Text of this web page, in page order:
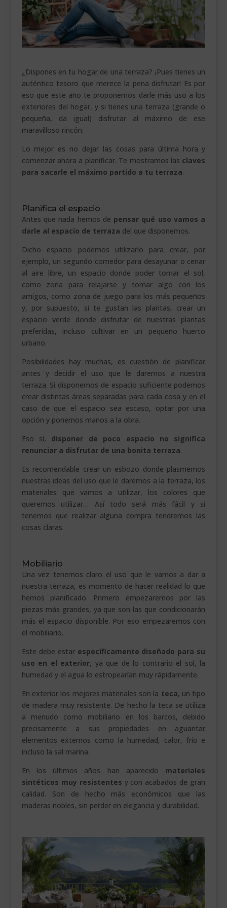
___________________________
VEURE EN CATALÀ
¿Dispones en tu hogar de una terraza? ¡Pues tienes un
auténtico tesoro que merece la pena disfrutar! Es por
eso que este año te proponemos darle más uso a los
exteriores del hogar, y si tienes una terraza (grande o
pequeña, da igual) disfrutar al máximo de ese
maravilloso rincón.
Lo mejor es no dejar las cosas para última hora y
comenzar ahora a planificar. Te mostramos las claves
para sacarle el máximo partido a tu terraza.
Planifica el espacio
Antes que nada hemos de pensar qué uso vamos a
darle al espacio de terraza del que disponemos.
Dicho espacio podemos utilizarlo para crear, por
ejemplo, un segundo comedor para desayunar o cenar
al aire libre, un espacio donde poder tomar el sol,
como zona para relajarse y tomar algo con los
amigos, como zona de juego para los más pequeños
y, por supuesto, si te gustan las plantas, crear un
espacio verde donde disfrutar de nuestras plantas
preferidas, incluso cultivar en un pequeño huerto
urbano.
Posibilidades hay muchas, es cuestión de planificar
antes y decidir el uso que le daremos a nuestra
terraza. Si disponemos de espacio suficiente podemos
crear distintas áreas separadas para cada cosa y en el
caso de que el espacio sea escaso, optar por una
opción y ponernos manos a la obra.
Eso sí, disponer de poco espacio no significa
renunciar a disfrutar de una bonita terraza.
Es recomendable crear un esbozo donde plasmemos
nuestras ideas del uso que le daremos a la terraza, los
materiales que vamos a utilizar, los colores que
queremos utilizar… Así todo será más fácil y si
tenemos que realizar alguna compra tendremos las
cosas claras.
Mobiliario
Una vez tenemos claro el uso que le vamos a dar a
nuestra terraza, es momento de hacer realidad lo que
hemos planificado. Primero empezaremos por las
piezas más grandes, ya que son las que condicionarán
más el espacio disponible. Por eso empezaremos con
el mobiliario.
Este debe estar específicamente diseñado para su
uso en el exterior, ya que de lo contrario el sol, la
humedad y el agua lo estropearían muy rápidamente.
En exterior los mejores materiales son la teca, un tipo
de madera muy resistente. De hecho la teca se utiliza
a menudo como mobiliario en los barcos, debido
precisamente a sus propiedades en aguantar
elementos externos como la humedad, calor, frío e
incluso la sal marina.
En los últimos años han aparecido materiales
sintéticos muy resistentes y con acabados de gran
calidad. Son de hecho más económicos que las
maderas nobles, sin perder en elegancia y durabilidad.